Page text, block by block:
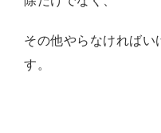
その他やらなければい
す。